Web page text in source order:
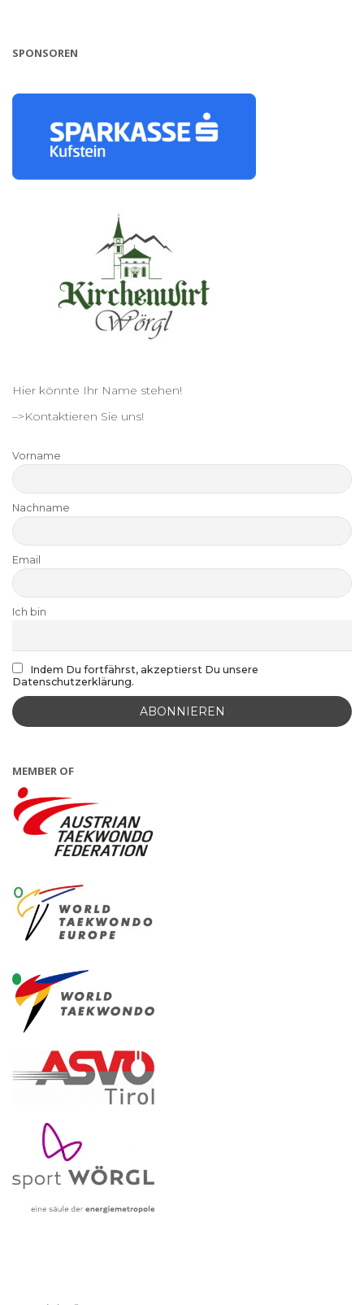
SPONSOREN
Hier könnte Ihr Name stehen!
–>Kontaktieren Sie uns!
Vorname
Nachname
Email
Ich bin
Indem Du fortfährst, akzeptierst Du unsere
Datenschutzerklärung.
MEMBER OF